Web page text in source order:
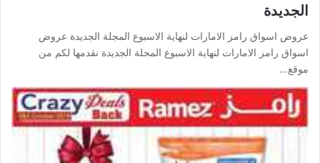
الجديدة
عروض اسواق رامز الامارات لنهاية الاسبوع المجلة الجديدة عروض
اسواق رامز الامارات لنهاية الاسبوع المجلة الجديدة نقدمها لكم من
موقع…